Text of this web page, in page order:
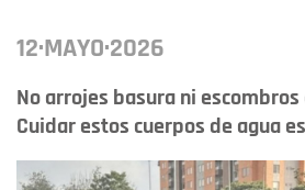
12·MAYO·2026
No arrojes basura ni
Cuidar estos cuerpos de agua